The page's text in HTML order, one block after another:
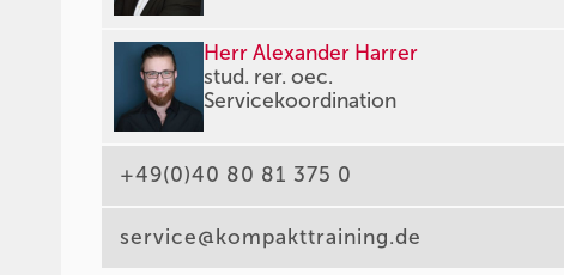
Herr Alexander Harrer
stud. rer. oec.
Servicekoordination
+49(0)40 80 81 375 0
service@kompakttraining.de